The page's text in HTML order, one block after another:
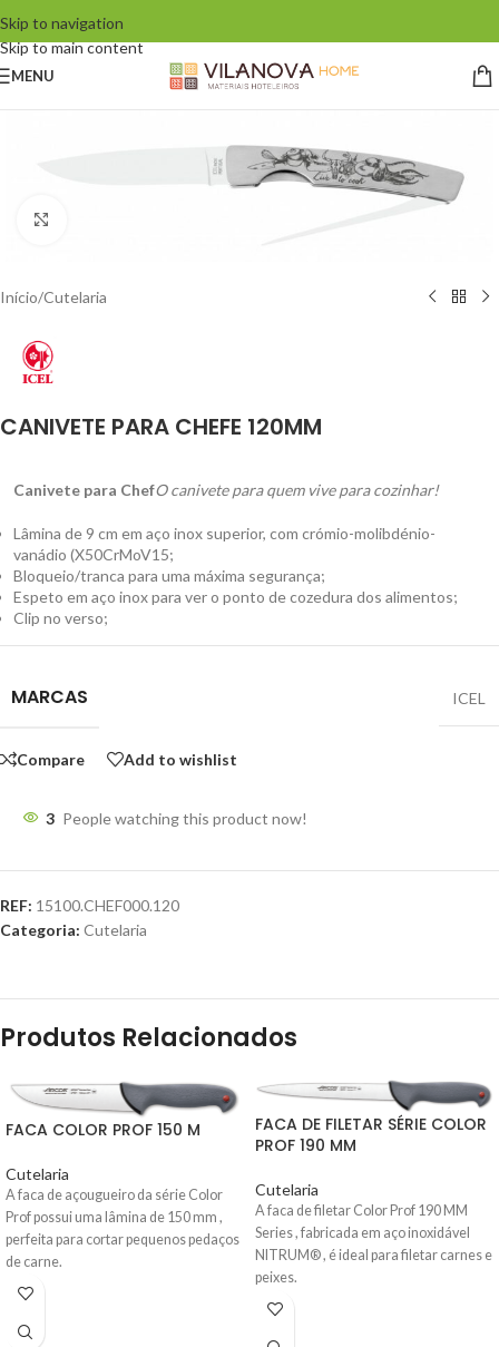
Skip to navigation
Skip to main content
MENU
Início/Cutelaria
CANIVETE PARA CHEFE 120MM
Canivete para ChefO canivete para quem vive para cozinhar!
Lâmina de 9 cm em aço inox superior, com crómio-molibdénio-
vanádio (X50CrMoV15;
Bloqueio/tranca para uma máxima segurança;
Espeto em aço inox para ver o ponto de cozedura dos alimentos;
Clip no verso;
MARCAS ICEL
Compare Add to wishlist
3 People watching this product now!
REF: 15100.CHEF000.120
Categoria: Cutelaria
Produtos Relacionados
FACA COLOR PROF 150 M
Cutelaria
A faca de açougueiro da série Color
Prof possui uma lâmina de 150 mm ,
perfeita para cortar pequenos pedaços
de carne.
FACA DE FILETAR SÉRIE COLOR
PROF 190 MM
Cutelaria
A faca de filetar Color Prof 190 MM
Series , fabricada em aço inoxidável
NITRUM® , é ideal para filetar carnes e
peixes.